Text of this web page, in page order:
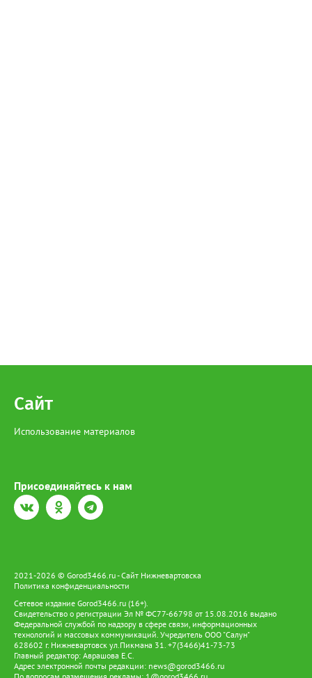
Сайт
Использование материалов
Присоединяйтесь к нам
2021-2026 © Gorod3466.ru - Сайт Нижневартовска
Политика конфиденциальности
Сетевое издание Gorod3466.ru (16+).
Свидетельство о регистрации Эл № ФС77-66798 от 15.08.2016 выдано
Федеральной службой по надзору в сфере связи, информационных
технологий и массовых коммуникаций. Учредитель ООО "Салун"
628602 г. Нижневартовск ул.Пикмана 31. +7(3466)41-73-73
Главный редактор: Аврашова Е.С.
Адрес электронной почты редакции: news@gorod3466.ru